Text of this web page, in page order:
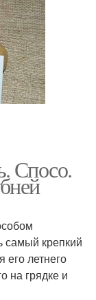
Спосо.
самый крепкий
его летнего
на грядке и